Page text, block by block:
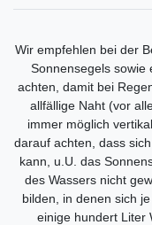
Wir empfehlen bei der
Sonnensegels sowie
achten, damit bei
allfällige Naht (vor
immer möglich
darauf achten, dass
kann, u.U. das
des Wassers nicht
bilden, in denen sich
einige hundert Liter